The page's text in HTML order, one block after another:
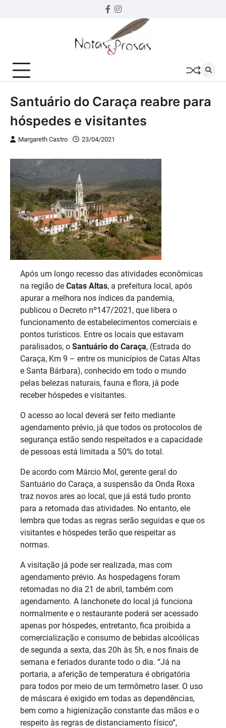
Facebook
instagram
Santuário do Caraça reabre para
hóspedes e visitantes
Margareth Castro 23/04/2021
Após um longo recesso das atividades econômicas
na região de Catas Altas, a prefeitura local, após
apurar a melhora nos índices da pandemia,
publicou o Decreto nº147/2021, que libera o
funcionamento de estabelecimentos comerciais e
pontos turísticos. Entre os locais que estavam
paralisados, o Santuário do Caraça, (Estrada do
Caraça, Km 9 – entre os municípios de Catas Altas
e Santa Bárbara), conhecido em todo o mundo
pelas belezas naturais, fauna e flora, já pode
receber hóspedes e visitantes.
O acesso ao local deverá ser feito mediante
agendamento prévio, já que todos os protocolos de
segurança estão sendo respeitados e a capacidade
de pessoas está limitada a 50% do total.
De acordo com Márcio Mol, gerente geral do
Santuário do Caraça, a suspensão da Onda Roxa
traz novos ares ao local, que já está tudo pronto
para a retomada das atividades. No entanto, ele
lembra que todas as regras serão seguidas e que os
visitantes e hóspedes terão que respeitar as
normas.
A visitação já pode ser realizada, mas com
agendamento prévio. As hospedagens foram
retomadas no dia 21 de abril, também com
agendamento. A lanchonete do local já funciona
normalmente e o restaurante poderá ser acessado
apenas por hóspedes, entretanto, fica proibida a
comercialização e consumo de bebidas alcoólicas
de segunda a sexta, das 20h às 5h, e nos finais de
semana e feriados durante todo o dia. “Já na
portaria, a aferição de temperatura é obrigatória
para todos por meio de um termômetro laser. O uso
de máscara é exigido em todas as dependências,
bem como a higienização constante das mãos e o
respeito às regras de distanciamento físico”,